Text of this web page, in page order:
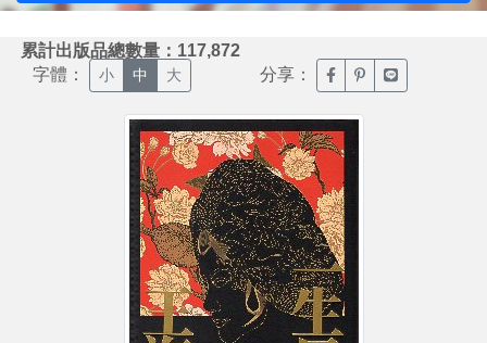
累計出版品總數量：117,872
字體： 小 中 大 分享： 臉書分享(另開新視窗)
噗浪分享(另開新
Line分享(另